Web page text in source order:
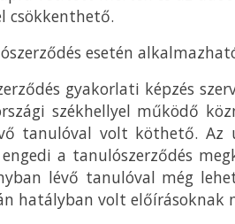
csökkenthető.
esetén
gyakorlati képzés
székhellyel működő
tanulóval volt köthető. Az
engedi a tanulószerződés
lévő tanulóval még
hatályban volt előírásoknak